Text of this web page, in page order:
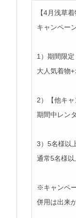
【4月浅草
キャンペー
1）期間限
大人気着物
2）【他キ
期間中レン
3）5名様以
通常5名様
※キャンペ
併用は出来